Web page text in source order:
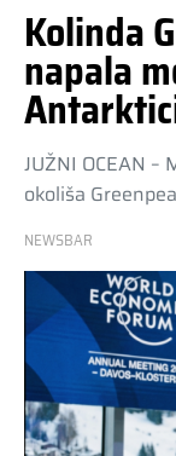
Kolinda
napala
JUŽNI OCEAN
okoliša
NEWSBAR